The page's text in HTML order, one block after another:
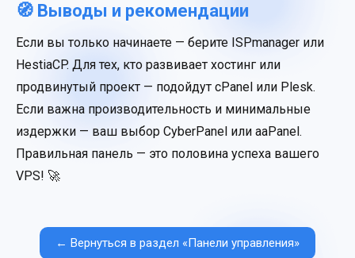
🧭 Выводы и рекомендации
Если вы только начинаете — берите ISPmanager или
HestiaCP. Для тех, кто развивает хостинг или
продвинутый проект — подойдут cPanel или Plesk.
Если важна производительность и минимальные
издержки — ваш выбор CyberPanel или aaPanel.
Правильная панель — это половина успеха вашего
VPS! 🚀
← Вернуться в раздел «Панели управления»